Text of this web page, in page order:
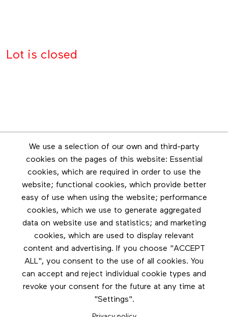
Lot is closed
We use a selection of our own and third-party
cookies on the pages of this website: Essential
cookies, which are required in order to use the
website; functional cookies, which provide better
easy of use when using the website; performance
cookies, which we use to generate aggregated
data on website use and statistics; and marketing
cookies, which are used to display relevant
content and advertising. If you choose "ACCEPT
ALL", you consent to the use of all cookies. You
can accept and reject individual cookie types and
revoke your consent for the future at any time at
"Settings".
Newsletter
Stay in touch by subscribing to the newsletter
Footer menu
Les éditions Esse
Instagram
Contact us
Facebook